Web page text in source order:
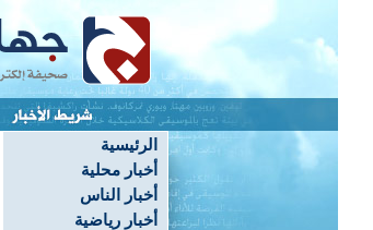
الرئيسية
أخبار محلية
أخبار الناس
أخبار رياضية